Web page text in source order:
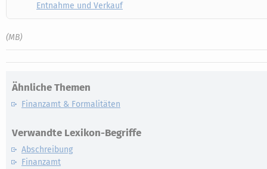
Entnahme und Verkauf
(MB)
Ähnliche Themen
Finanzamt & Formalitäten
Verwandte Lexikon-Begriffe
Abschreibung
Finanzamt